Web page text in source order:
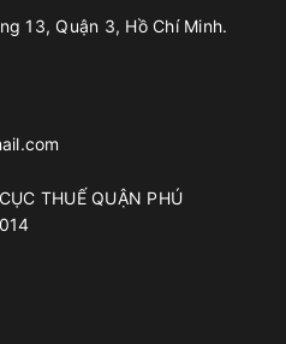
13, Quận 3, Hồ Chí Minh.
THUẾ QUẬN PHÚ